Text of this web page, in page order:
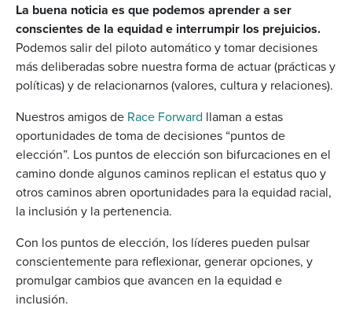
La buena noticia es que podemos aprender a ser
conscientes de la equidad e interrumpir los prejuicios.
Podemos salir del piloto automático y tomar decisiones
más deliberadas sobre nuestra forma de actuar (prácticas y
políticas) y de relacionarnos (valores, cultura y relaciones).
Nuestros amigos de Race Forward llaman a estas
oportunidades de toma de decisiones “puntos de
elección”. Los puntos de elección son bifurcaciones en el
camino donde algunos caminos replican el estatus quo y
otros caminos abren oportunidades para la equidad racial,
la inclusión y la pertenencia.
Con los puntos de elección, los líderes pueden pulsar
conscientemente para reflexionar, generar opciones, y
promulgar cambios que avancen en la equidad e
inclusión.